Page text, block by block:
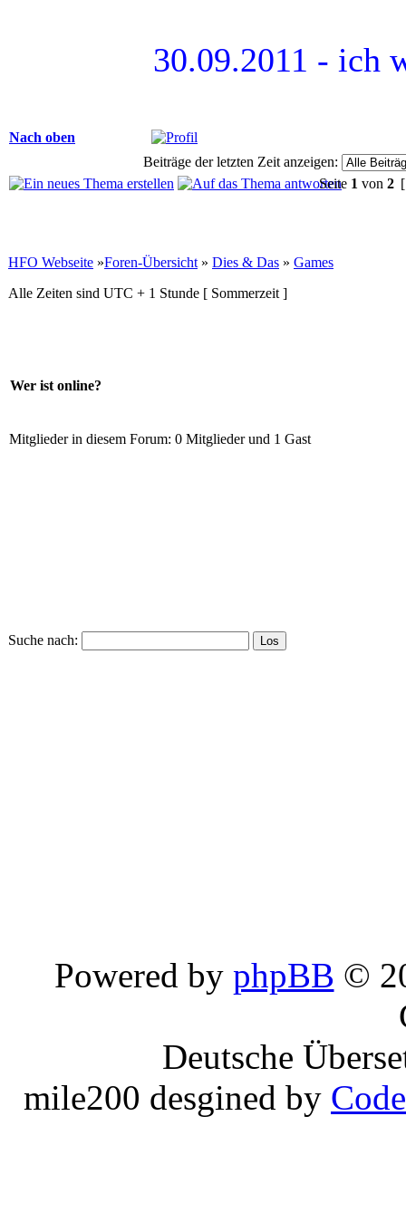
30.09.2011 - ich
Nach oben
Beiträge der letzten Zeit anzeigen:
Seite 1 von 2
HFO Webseite »Foren-Übersicht » Dies & Das » Games
Alle Zeiten sind UTC + 1 Stunde [ Sommerzeit ]
Wer ist online?
Mitglieder in diesem Forum: 0 Mitglieder und 1 Gast
Suche nach:
Powered by phpBB ©
Deutsche
mile200 desgined by